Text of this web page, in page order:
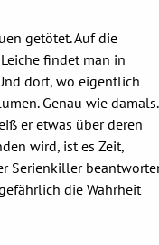
getötet. Auf die
findet man in
dort, wo eigentlich
Genau wie damals.
er etwas über deren
wird, ist es Zeit,
Serienkiller
die Wahrheit